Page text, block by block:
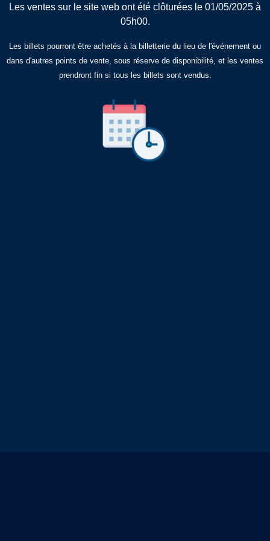
Les ventes sur le site web ont été clôturées le 01/05/2025 à
05h00.
Les billets pourront être achetés à la billetterie du lieu de l'événement ou
dans d'autres points de vente, sous réserve de disponibilité, et les ventes
prendront fin si tous les billets sont vendus.